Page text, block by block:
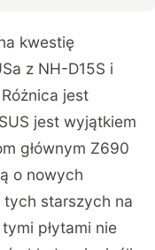
kwestię
z NH-D15S i
jest
jest wyjątkiem
głównym Z690
o nowych
tych starszych na
płytami nie